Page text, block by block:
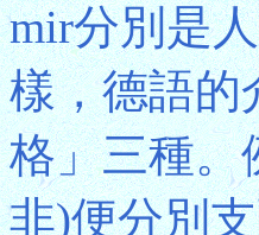
mir分別是
樣，德語的
格」三種。
非)便分別